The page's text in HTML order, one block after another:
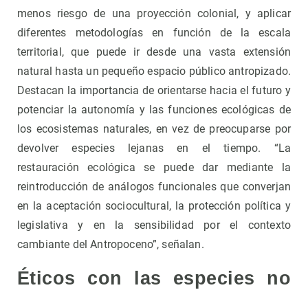
menos riesgo de una proyección colonial, y aplicar
diferentes metodologías en función de la escala
territorial, que puede ir desde una vasta extensión
natural hasta un pequeño espacio público antropizado.
Destacan la importancia de orientarse hacia el futuro y
potenciar la autonomía y las funciones ecológicas de
los ecosistemas naturales, en vez de preocuparse por
devolver especies lejanas en el tiempo. “La
restauración ecológica se puede dar mediante la
reintroducción de análogos funcionales que converjan
en la aceptación sociocultural, la protección política y
legislativa y en la sensibilidad por el contexto
cambiante del Antropoceno”, señalan.
Éticos con las especies no